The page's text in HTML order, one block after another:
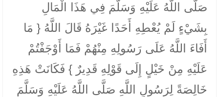
صَلَّى اللَّهُ عَلَيْهِ وَسَلَّمَ فِي هَذَا الْمَالِ
بِشَيْءٍ لَمْ يُعْطِهِ أَحَدًا غَيْرَهُ قَالَ اللَّهُ { مَا
أَفَاءَ اللَّهُ عَلَى رَسُولِهِ مِنْهُمْ فَمَا أَوْجَفْتُمْ
عَلَيْهِ مِنْ خَيْلٍ إِلَى قَوْلِهِ قَدِيرٌ } فَكَانَتْ هَذِهِ
خَالِصَةً لِرَسُولِ اللَّهِ صَلَّى اللَّهُ عَلَيْهِ وَسَلَّمَ